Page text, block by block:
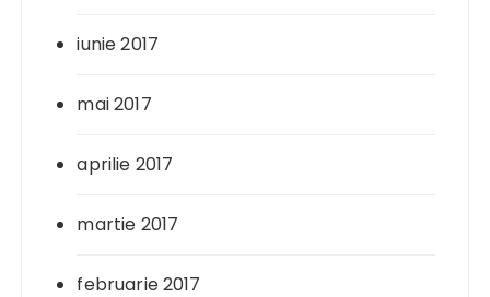
iunie 2017
mai 2017
aprilie 2017
martie 2017
februarie 2017